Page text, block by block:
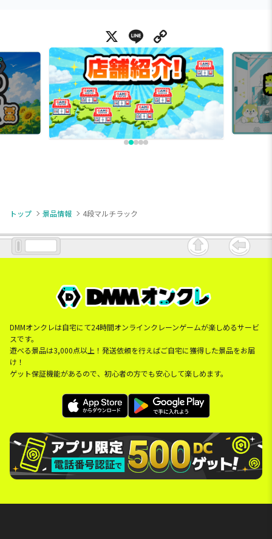
X Line
トップ 景品情報 4段マルチラック
DMMオンクレは自宅にて24時間オンラインクレーンゲームが楽しめるサービ
スです。
遊べる景品は3,000点以上！発送依頼を行えばご自宅に獲得した景品をお届
け！
ゲット保証機能があるので、初心者の方でも安心して楽しめます。